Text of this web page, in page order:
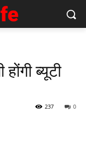
ब्‍यूटी
0
237